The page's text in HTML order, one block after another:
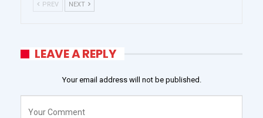
PREV NEXT
LEAVE A REPLY
Your email address will not be published.